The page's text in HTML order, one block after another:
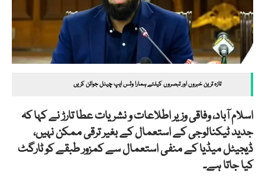
تازہ ترین خبروں اور تبصروں کیلئے ہمارا وٹس ایپ چینل جوائن کریں
اسلام آباد، وفاقی وزیر اطلاعات و نشریات عطا تارڑ نے کہا کہ
جدید ٹیکنالوجی کے استعمال کے بغیر ترقی ممکن نہیں،
ڈیجیٹل میڈیا کے منفی استعمال سے کمزور طبقے کو ٹارگٹ
کیا جاتا ہے۔